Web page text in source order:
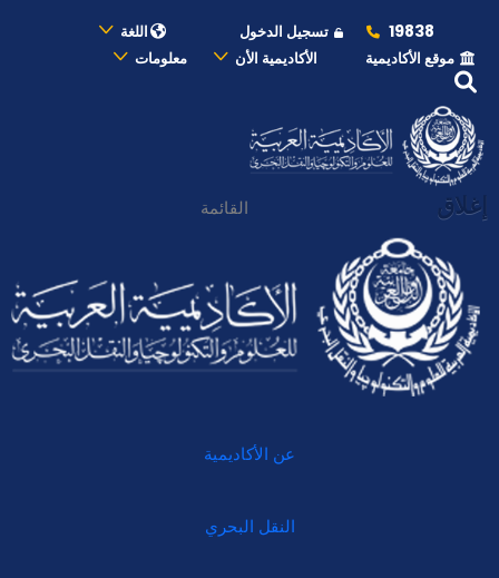
19838 تسجيل الدخول
اللغة
موقع الأكاديمية
الأكاديمية الأن معلومات
إغلاق القائمة
عن الأكاديمية
النقل البحري